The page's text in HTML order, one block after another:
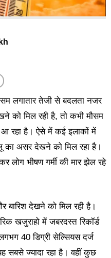
लगातार तेजी से बदलता नजर
को मिल रही है, तो कभी मौसम
रहा है। ऐसे में कई इलाकों में
का असर देखने को मिल रहा है।
भीषण गर्मी की मार झेल रहे
देखने को मिल रही है।
खजुराहो में जबरदस्त रिकॉर्ड
40 डिग्री सेल्सियस दर्ज
सबसे ज्यादा रहा है। वहीं कुछ